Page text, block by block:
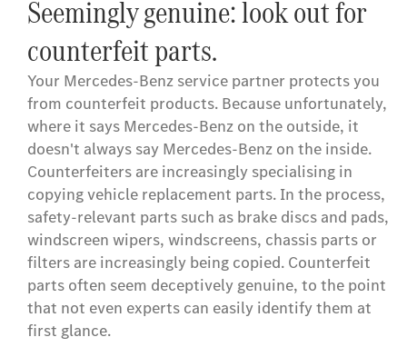
Seemingly genuine: look out for
counterfeit parts.
Your Mercedes-Benz service partner protects you
from counterfeit products. Because unfortunately,
where it says Mercedes-Benz on the outside, it
doesn't always say Mercedes-Benz on the inside.
Counterfeiters are increasingly specialising in
copying vehicle replacement parts. In the process,
safety-relevant parts such as brake discs and pads,
windscreen wipers, windscreens, chassis parts or
filters are increasingly being copied. Counterfeit
parts often seem deceptively genuine, to the point
that not even experts can easily identify them at
first glance.